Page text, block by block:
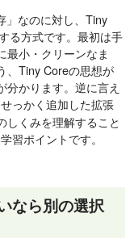
」なのに対し、Tiny
る方式です。最初は手
最小・クリーンなま
、Tiny Coreの思想が
分かります。逆に言え
っかく追加した拡張
しくみを理解すること
習ポイントです。
なら別の選択